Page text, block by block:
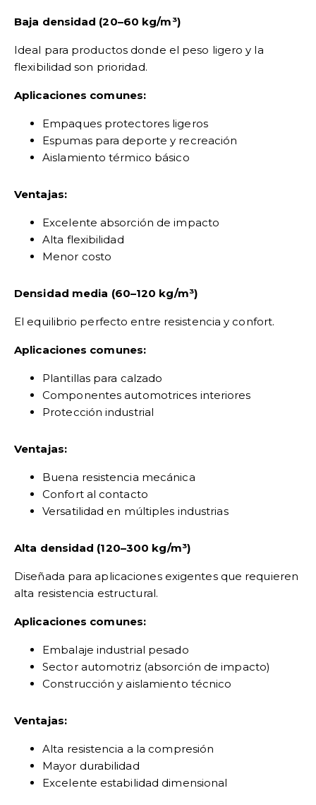
Baja densidad (20–60 kg/m³)
Ideal para productos donde el peso ligero y la
flexibilidad son prioridad.
Aplicaciones comunes:
Empaques protectores ligeros
Espumas para deporte y recreación
Aislamiento térmico básico
Ventajas:
Excelente absorción de impacto
Alta flexibilidad
Menor costo
Densidad media (60–120 kg/m³)
El equilibrio perfecto entre resistencia y confort.
Aplicaciones comunes:
Plantillas para calzado
Componentes automotrices interiores
Protección industrial
Ventajas:
Buena resistencia mecánica
Confort al contacto
Versatilidad en múltiples industrias
Alta densidad (120–300 kg/m³)
Diseñada para aplicaciones exigentes que requieren
alta resistencia estructural.
Aplicaciones comunes:
Embalaje industrial pesado
Sector automotriz (absorción de impacto)
Construcción y aislamiento técnico
Ventajas:
Alta resistencia a la compresión
Mayor durabilidad
Excelente estabilidad dimensional